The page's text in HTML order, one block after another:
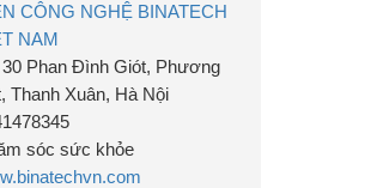
CÔNG NGHỆ BINATECH
NAM
30 Phan Đình Giót, Phương
Thanh Xuân, Hà Nội
sóc sức khỏe